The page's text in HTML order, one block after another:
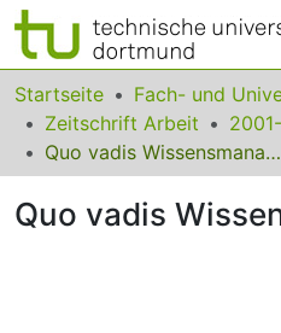
Bereiche & Sammlungen
Das gesamte Repositorium
Startseite
Zeitschrift Arbeit
Quo vadis Wissensmanagement?
Quo vadis